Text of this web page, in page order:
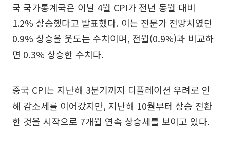
국 국가통계국은 이날 4월 CPI가 전년 동월 대비
1.2% 상승했다고 발표했다. 이는 전문가 전망치였던
0.9% 상승을 웃도는 수치이며, 전월(0.9%)과 비교하
면 0.3% 상승한 수치다.
중국 CPI는 지난해 3분기까지 디플레이션 우려로 인
해 감소세를 이어갔지만, 지난해 10월부터 상승 전환
한 것을 시작으로 7개월 연속 상승세를 보이고 있다.